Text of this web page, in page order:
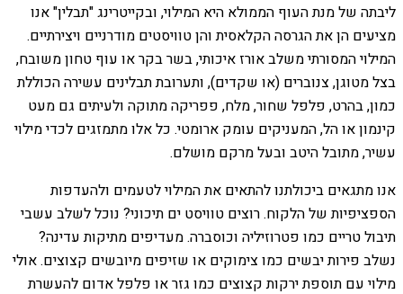
ליבתה של מנת העוף הממולא היא המילוי, ובקייטרינג "תבלין" אנו
מציעים הן את הגרסה הקלאסית והן טוויסטים מודרניים ויצירתיים.
המילוי המסורתי משלב אורז איכותי, בשר בקר או עוף טחון משובח,
בצל מטוגן, צנוברים (או שקדים), ותערובת תבלינים עשירה הכוללת
כמון, בהרט, פלפל שחור, מלח, פפריקה מתוקה ולעיתים גם מעט
קינמון או הל, המעניקים עומק ארומטי. כל אלו מתמזגים לכדי מילוי
עשיר, מתובל היטב ובעל מרקם מושלם.
אנו מתגאים ביכולתנו להתאים את המילוי לטעמים ולהעדפות
הספציפיות של הלקוח. רוצים טוויסט ים תיכוני? נוכל לשלב עשבי
תיבול טריים כמו פטרוזיליה וכוסברה. מעדיפים מתיקות עדינה?
נשלב פירות יבשים כמו צימוקים או שזיפים מיובשים קצוצים. אולי
מילוי עם תוספת ירקות קצוצים כמו גזר או פלפל אדום להעשרת